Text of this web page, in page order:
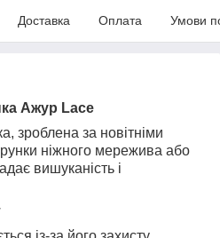
Доставка Оплата Умови
Ажур Lace
зроблена за новітніми
ніжного мережива або
вишуканість і